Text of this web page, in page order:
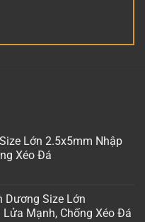
Lớn 2.5x5mm Nhập
Xéo Đá
Dương Size Lớn
Mạnh, Chống Xéo Đá